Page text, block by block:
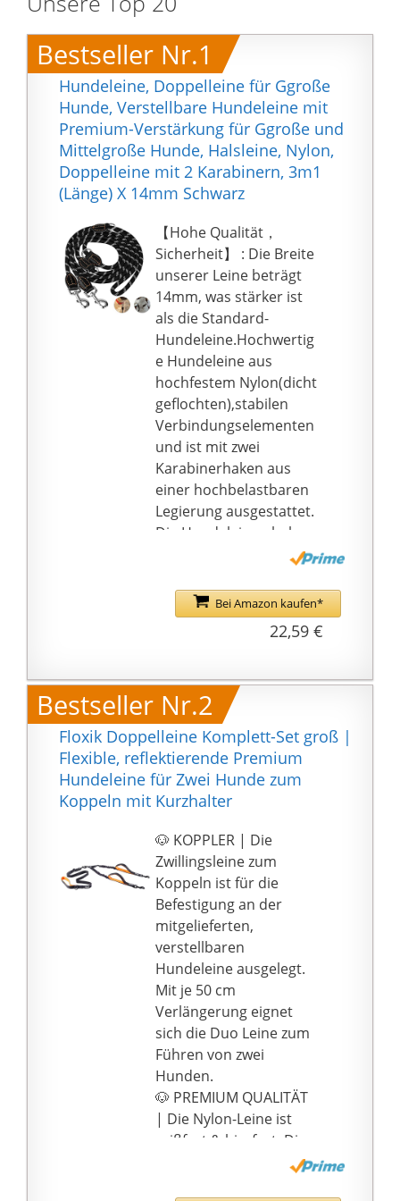
Bestseller Nr.1
Hundeleine, Doppelleine für Ggroße
Hunde, Verstellbare Hundeleine mit
Premium-Verstärkung für Ggroße und
Mittelgroße Hunde, Halsleine, Nylon,
Doppelleine mit 2 Karabinern, 3m1
(Länge) X 14mm Schwarz
【Hohe Qualität，
Sicherheit】 : Die Breite
unserer Leine beträgt
14mm, was stärker ist
als die Standard-
Hundeleine.Hochwertig
e Hundeleine aus
hochfestem Nylon(dicht
geflochten),stabilen
Verbindungselementen
und ist mit zwei
Karabinerhaken aus
einer hochbelastbaren
Legierung ausgestattet.
Die Hundeleinen haben
vielfältige Eigenschaften
stabil, reißfest, sicher).
【Verstellbare
Doppelleine】: Unsere
drei O-Ringe und zwei
feste Karabiner
(Doppelkarabiner) - Sie
können die Koppelleine
als Hundeleine für 2
Hunde, Kann alleine
geführt werden, im
Schritt, kann den Hund
um die Taille führen,
trainieren
【Einstellbare
Leinenlängen】: Das
Seil ist 3 m lang und
kann auf 3
verschiedene
Positionen eingestellt
werden. Sie können sie
in verschiedenen
Leinenlängen (100 cm,
150 cm, 200 cm, 250
cm) oder in voller Länge
(300 cm) als Hundeleine
verwenden – geeignet
Bei Amazon kaufen*
22,59 €
Bestseller Nr.2
Floxik Doppelleine Komplett-Set groß |
Flexible, reflektierende Premium
Hundeleine für Zwei Hunde zum
Koppeln mit Kurzhalter
🐶 KOPPLER | Die
Zwillingsleine zum
Koppeln ist für die
Befestigung an der
mitgelieferten,
verstellbaren
Hundeleine ausgelegt.
Mit je 50 cm
Verlängerung eignet
sich die Duo Leine zum
Führen von zwei
Hunden.
🐶 PREMIUM QUALITÄT
| Die Nylon-Leine ist
reißfest & bissfest. Die
robusten, extra leichten